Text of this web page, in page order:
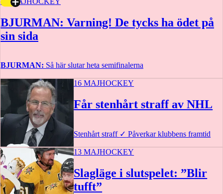
BJURMAN: Varning! De tycks ha ödet på
sin sida
BJURMAN: Så här slutar heta semifinalerna
16 MAJHOCKEY
Får stenhårt straff av NHL
Stenhårt straff ✓ Påverkar klubbens framtid
13 MAJHOCKEY
Slagläge i slutspelet: ”Blir
tufft”